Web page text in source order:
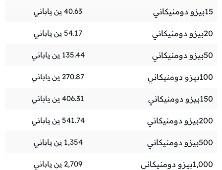
15بيزو دومنيكاني 40.63 ين ياباني
20بيزو دومنيكاني 54.17 ين ياباني
50بيزو دومنيكاني 135.44 ين ياباني
100بيزو دومنيكاني 270.87 ين ياباني
150بيزو دومنيكاني 406.31 ين ياباني
200بيزو دومنيكاني 541.74 ين ياباني
500بيزو دومنيكاني 1,354 ين ياباني
1,000بيزو دومنيكاني 2,709 ين ياباني